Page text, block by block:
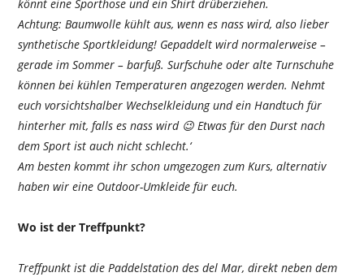
könnt eine Sporthose und ein Shirt drüberziehen.
Achtung: Baumwolle kühlt aus, wenn es nass wird, also lieber
synthetische Sportkleidung! Gepaddelt wird normalerweise –
gerade im Sommer – barfuß. Surfschuhe oder alte Turnschuhe
können bei kühlen Temperaturen angezogen werden. Nehmt
euch vorsichtshalber Wechselkleidung und ein Handtuch für
hinterher mit, falls es nass wird 😉 Etwas für den Durst nach
dem Sport ist auch nicht schlecht.‘
Am besten kommt ihr schon umgezogen zum Kurs, alternativ
haben wir eine Outdoor-Umkleide für euch.
Wo ist der Treffpunkt?
Treffpunkt ist die Paddelstation des del Mar, direkt neben dem